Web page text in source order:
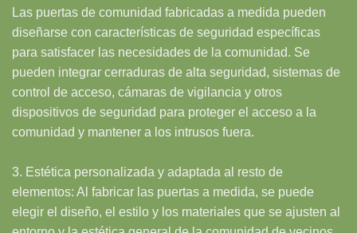
Las puertas de comunidad fabricadas a medida pueden
diseñarse con características de seguridad específicas
para satisfacer las necesidades de la comunidad. Se
pueden integrar cerraduras de alta seguridad, sistemas de
control de acceso, cámaras de vigilancia y otros
dispositivos de seguridad para proteger el acceso a la
comunidad y mantener a los intrusos fuera.
3. Estética personalizada y adaptada al resto de
elementos: Al fabricar las puertas a medida, se puede
elegir el diseño, el estilo y los materiales que se ajusten al